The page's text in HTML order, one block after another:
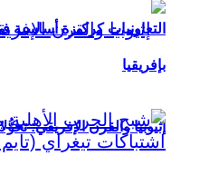
إثيوبيا والقرن الإفريقي:
التعاونيات كركيزة أساسية
بإفريقيا